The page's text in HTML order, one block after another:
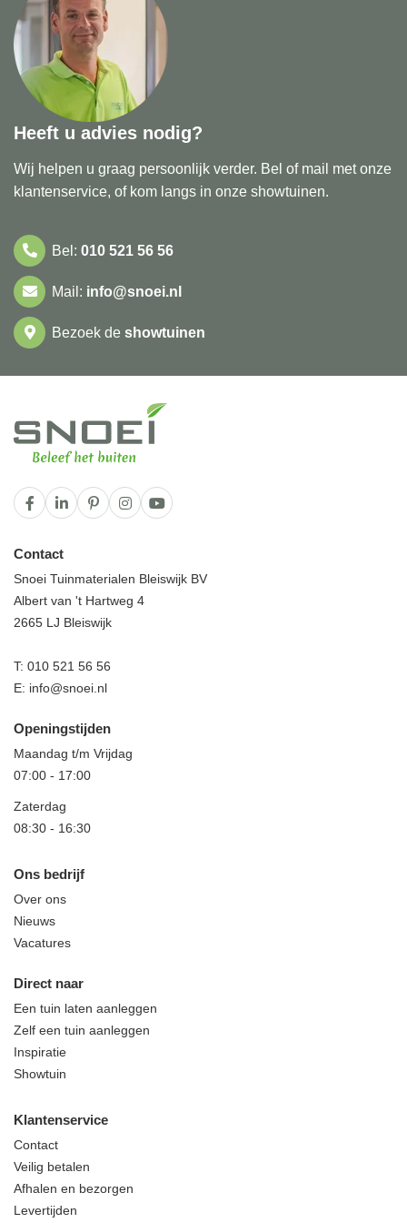
Heeft u advies nodig?
Wij helpen u graag persoonlijk verder. Bel of mail met onze
klantenservice, of kom langs in onze showtuinen.
Bel: 010 521 56 56
Mail: info@snoei.nl
Bezoek de showtuinen
Contact
Snoei Tuinmaterialen Bleiswijk BV
Albert van 't Hartweg 4
2665 LJ Bleiswijk
T: 010 521 56 56
E: info@snoei.nl
Openingstijden
Maandag t/m Vrijdag
07:00 - 17:00
Zaterdag
08:30 - 16:30
Ons bedrijf
Over ons
Nieuws
Vacatures
Direct naar
Een tuin laten aanleggen
Zelf een tuin aanleggen
Inspiratie
Showtuin
Klantenservice
Contact
Veilig betalen
Afhalen en bezorgen
Levertijden